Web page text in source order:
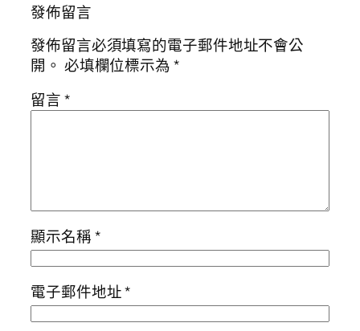
發佈留言
發佈留言必須填寫的電子郵件地址不會公
開。 必填欄位標示為*
留言*
顯示名稱*
電子郵件地址*